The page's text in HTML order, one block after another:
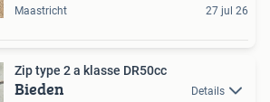
Maastricht 27 jul 26
Zip type 2 a klasse DR50cc
Bieden Details